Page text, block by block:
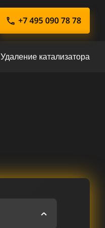
+7 495 090 78 78
Удаление катализатора